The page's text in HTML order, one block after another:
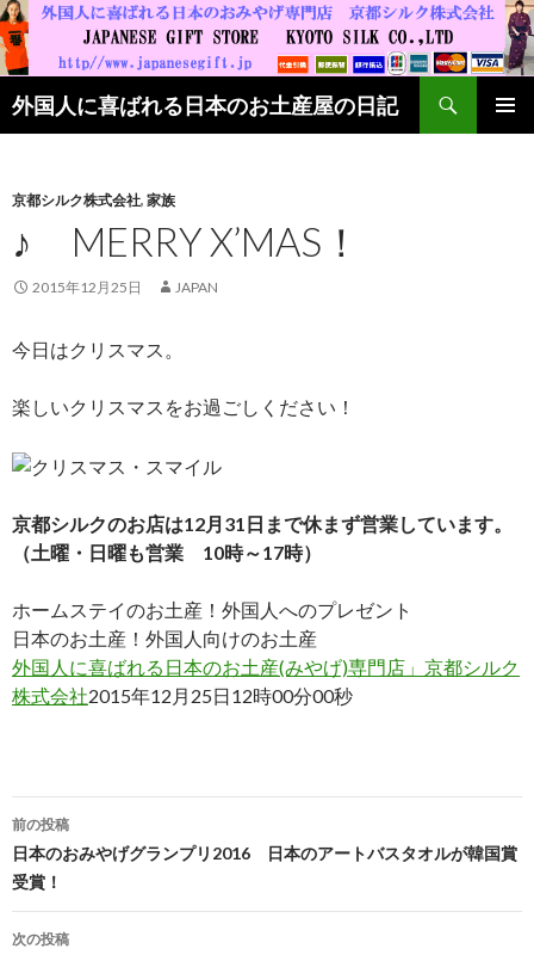
外国人に喜ばれる日本のお土産屋の日記
検索
京都シルク株式会社, 家族
♪ MERRY X’MAS！
2015年12月25日 JAPAN
今日はクリスマス。
楽しいクリスマスをお過ごしください！
京都シルクのお店は12月31日まで休まず営業しています。
（土曜・日曜も営業 10時～17時）
ホームステイのお土産！外国人へのプレゼント
日本のお土産！外国人向けのお土産
外国人に喜ばれる日本のお土産(みやげ)専門店」京都シルク
株式会社2015年12月25日12時00分00秒
投稿ナビゲーション
前の投稿
日本のおみやげグランプリ2016 日本のアートバスタオルが韓国賞
受賞！
次の投稿